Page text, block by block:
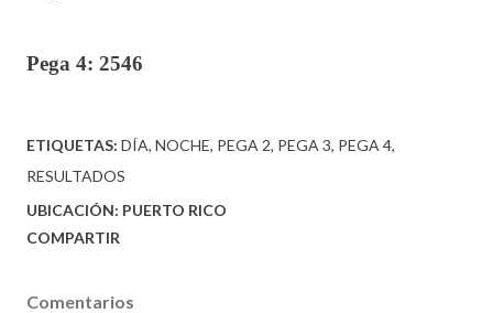
Pega 4: 2546
ETIQUETAS: DÍA NOCHE PEGA 2 PEGA 3 PEGA 4
RESULTADOS
UBICACIÓN: PUERTO RICO
COMPARTIR
Comentarios